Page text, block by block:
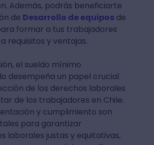
Además, podrás beneficiarte
de Desarrollo de equiposde
formar a tus trabajadores
requisitos y ventajas.
el sueldo mínimo
desempeña un papel crucial
de los derechos laborales
de los trabajadores en Chile.
y cumplimiento son
para garantizar
laborales justas y equitativas,